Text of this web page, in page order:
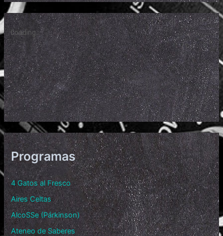
Programas
4 Gatos al Fresco
Aires Celtas
AlcoSSe (Párkinson)
Ateneo de Saberes